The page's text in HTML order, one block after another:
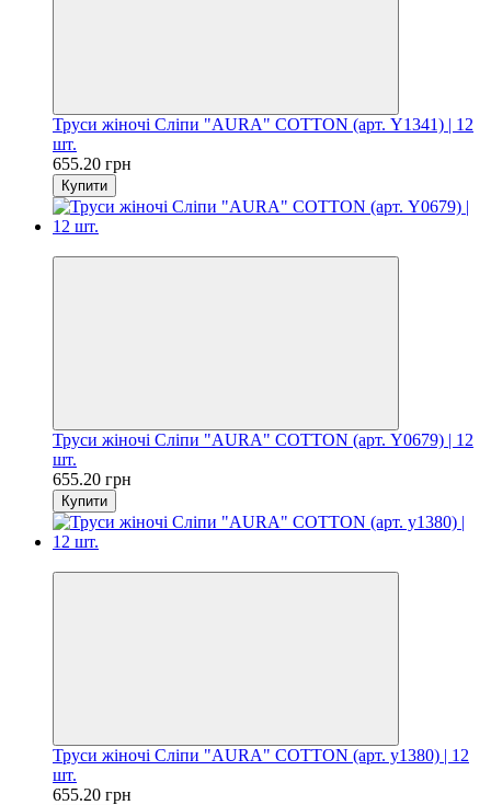
Труси жіночі Сліпи "AURA" COTTON (арт. Y1341) | 12
шт.
655.20 грн
Купити
Труси жіночі Сліпи "AURA" COTTON (арт. Y0679) | 12
шт.
655.20 грн
Купити
Труси жіночі Сліпи "AURA" COTTON (арт. y1380) | 12
шт.
655.20 грн